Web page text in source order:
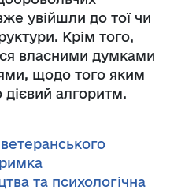
увійшли до тої чи
Крім того,
власними думками
щодо того яким
дієвий алгоритм.
та психологічна